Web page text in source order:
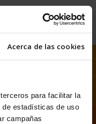
Acerca de las cookies
para facilitar la
de estadísticas de uso
campañas